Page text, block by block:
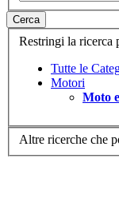
Cerca
Restringi la ricerca
Tutte le
Motori
Moto
Altre ricerche che